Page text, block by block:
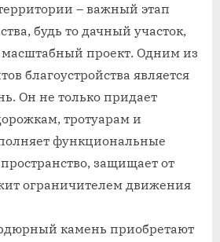
– важный этап
будь то дачный участок,
проект. Одним из
благоустройства является
Он не только придает
тротуарам и
функциональные
защищает от
ограничителем движения
камень приобретают